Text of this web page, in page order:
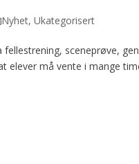
Nyhet, Ukategorisert
sceneprøve,
elever må vente i mange